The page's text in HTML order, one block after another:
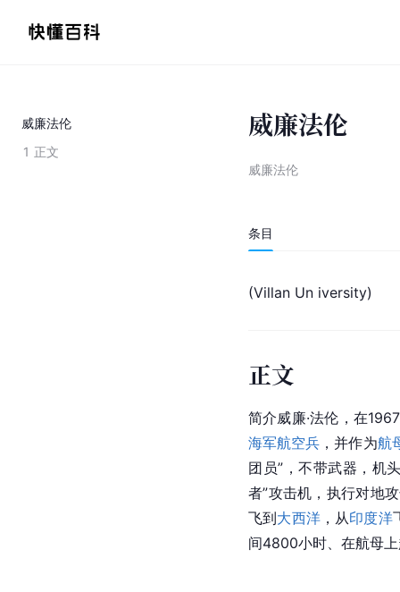
威廉法伦
1 正文
威廉法伦
威廉法伦
条目
(Villan Un iversity)
正文
简介威廉·法伦，在
海军航空兵 ，并作为航
团员”，不带武器，机
者”攻击机，执行对地
飞到大西洋，从印度洋
间4800小时、在航母